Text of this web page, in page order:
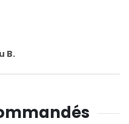
B.